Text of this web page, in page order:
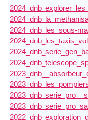
Mouvement
L’énergie et
Des signaux pour
2024_dnb_les_sous-